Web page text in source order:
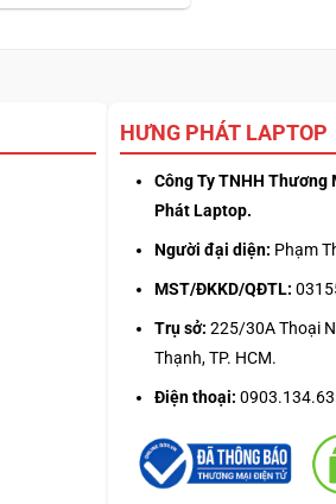
HƯNG PHÁT LAPTOP
Công Ty TNHH Thương
Phát Laptop.
Người đại diện: Phạm
MST/ĐKKD/QĐTL:
Trụ sở: 225/30A Thoại
Thạnh, TP. HCM.
Điện thoại: